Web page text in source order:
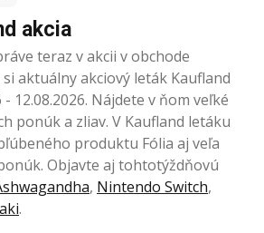
akcia
teraz v akcii v obchode
aktuálny akciový leták Kaufland
12.08.2026. Nájdete v ňom veľké
ponúk a zliav. V Kaufland letáku
produktu Fólia aj veľa
Objavte aj tohtotýždňovú
, Nintendo Switch,
.